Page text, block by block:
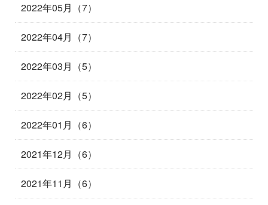
2022年05月（7）
2022年04月（7）
2022年03月（5）
2022年02月（5）
2022年01月（6）
2021年12月（6）
2021年11月（6）